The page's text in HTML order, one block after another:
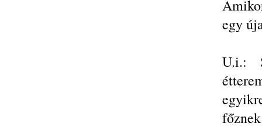
egy
U.i.: